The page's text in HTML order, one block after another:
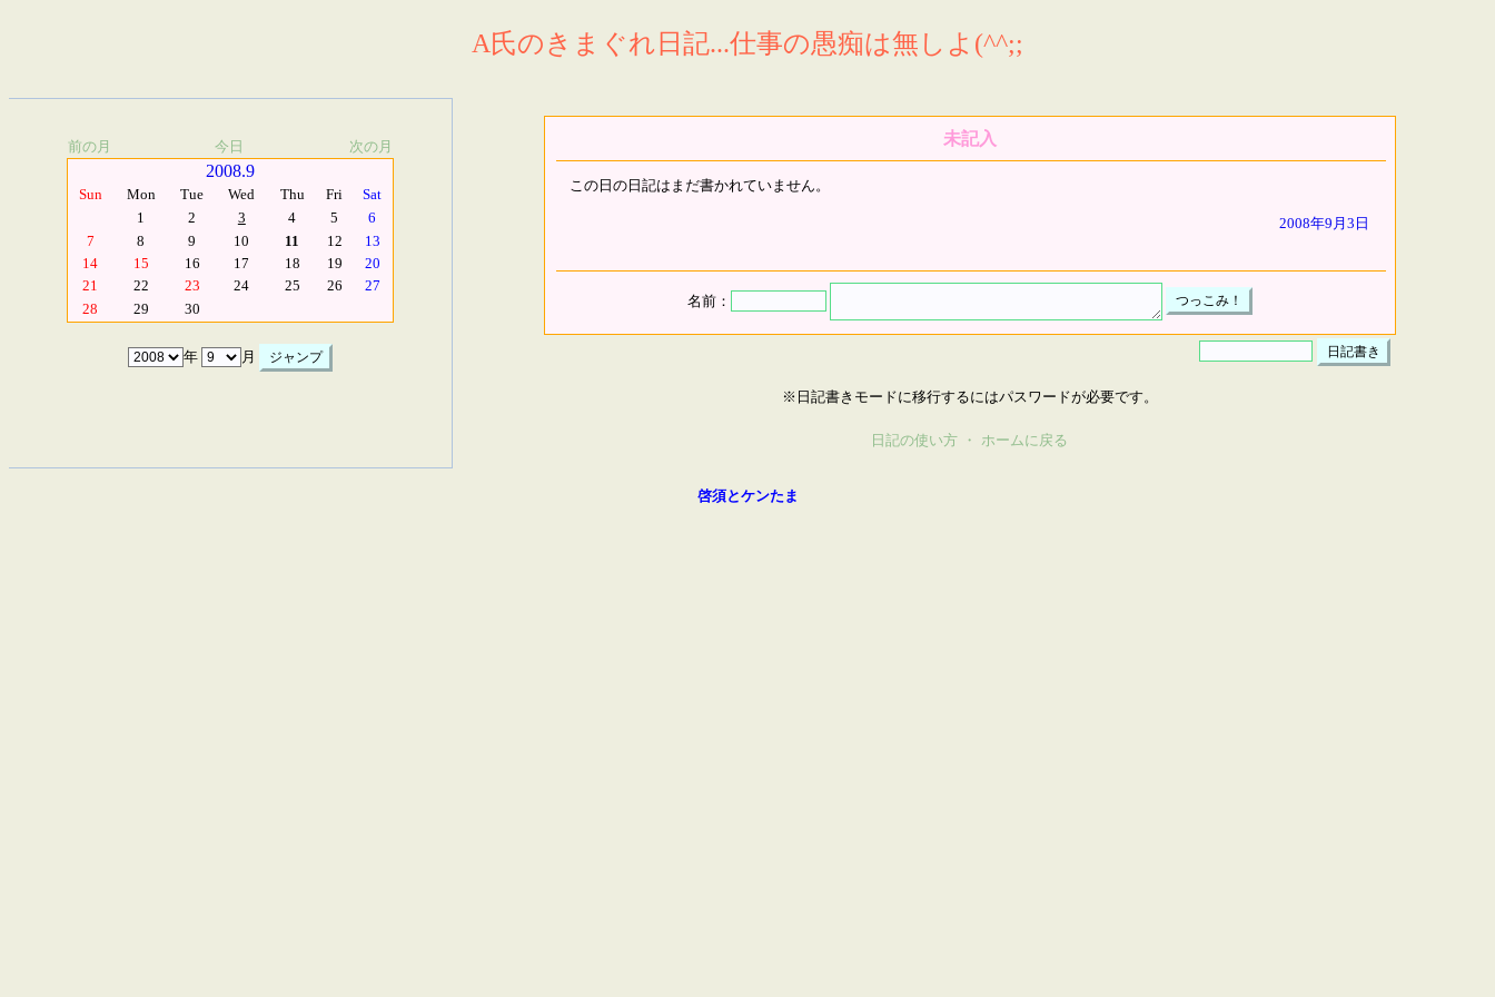
A氏のきまぐれ日記...仕事の愚痴は無しよ(^^;;
前の月 今日 次の月
2008.9
Sun Mon Tue Wed Thu Fri
Sat
1
2 3 4 5
6
7
8 9 10 11 12
13
14
15 16 17 18 19
20
21
22 23 24 25 26
27
28
29 30
年 月
未記入
この日の日記はまだ書かれていません。
2008年9月3日
名前：
※日記書きモードに移行するにはパスワードが必要です。
日記の使い方 ・ ホームに戻る
啓須とケンたま